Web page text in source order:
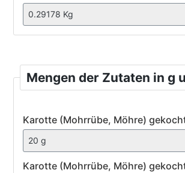
Mengen der Zutaten in g
Karotte
(Mohrrübe,
Möhre)
gekocht
Karotte (Mohrrübe, Möhre)
Karotte (Mohrrübe, Möhre)